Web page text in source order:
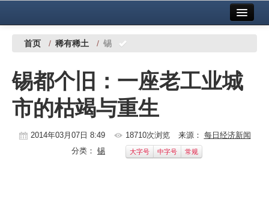
中国有色金属报社主办 广告服务
铜镍铅锌
铝
稀有稀土
首页 / 稀有稀土 / 锡
锡都个旧：一座老工业城
市的枯竭与重生
2014年03月07日 8:49 18710次浏览 来源： 每日经济新闻
分类： 锡 大字号 中字号 常规